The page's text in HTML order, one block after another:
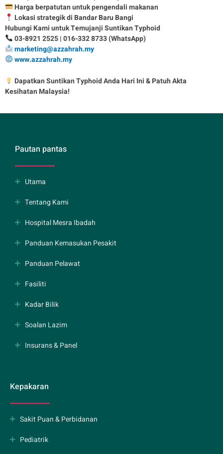
Harga berpatutan untuk pengendali makanan
Lokasi strategik di Bandar Baru Bangi
Hubungi Kami untuk Temujanji Suntikan Typhoid
03-8921 2525 | 016-332 8733 (WhatsApp)
marketing@azzahrah.my
www.azzahrah.my
Dapatkan Suntikan Typhoid Anda Hari Ini & Patuh Akta
Kesihatan Malaysia!
Pautan pantas
Utama
Tentang Kami
Hospital Mesra Ibadah
Panduan Kemasukan Pesakit
Panduan Pelawat
Fasiliti
Kadar Bilik
Soalan Lazim
Insurans & Panel
Kepakaran
Sakit Puan & Perbidanan
Pediatrik